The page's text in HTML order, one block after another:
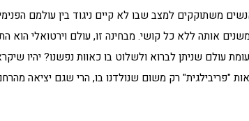
משתוקקים למצב שבו לא קיים ניגוד בין עולמם
אותה ללא כל קושי. מבחינה זו, עולם וירטואלי הוא
עולם שניתן לברוא ולשלוט בו כאוות נפשנו? יהיו
"פריבילגית" רק משום שנולדנו בו, הרי שגם יציאה